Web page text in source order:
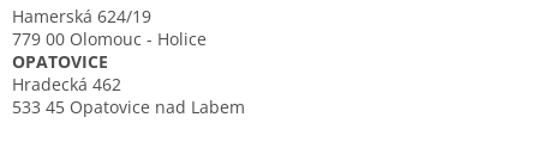
Hamerská 624/19
779 00 Olomouc - Holice
OPATOVICE
Hradecká 462
533 45 Opatovice nad Labem